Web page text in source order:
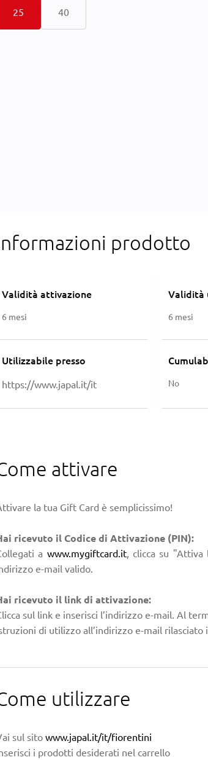
25 40
prodotto
Validità attivazione
6 mesi
Validità
6 mesi
Utilizzabile presso
https://www.japal.it/it No
attivare
la tua Gift Card è semplicissimo!
ricevuto il Codice di Attivazione (PIN):
a www.mygiftcard.it, clicca su "Attiva
e-mail valido.
ricevuto il link di attivazione:
sul link e inserisci l’indirizzo e-mail. Al
di utilizzo all’indirizzo e-mail rilasciato
utilizzare
sul sito www.japal.it/it/fiorentini
i prodotti desiderati nel carrello